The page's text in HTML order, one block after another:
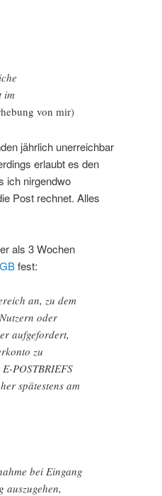
im
von mir)
jährlich unerreichbar
erlaubt es den
ich nirgendwo
Post rechnet. Alles
als 3 Wochen
fest:
an, zu dem
oder
aufgefordert,
zu
POSTBRIEFS
spätestens am
bei Eingang
auszugehen,